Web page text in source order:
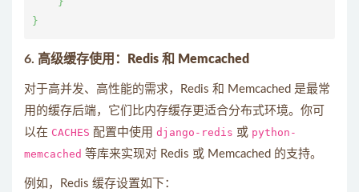
6. 高级缓存使用：Redis 和 Memcached
对于高并发、高性能的需求，Redis 和 Memcached 是最常
用的缓存后端，它们比内存缓存更适合分布式环境。你可
以在 CACHES 配置中使用 django-redis 或 python-
memcached 等库来实现对 Redis 或 Memcached 的支持。
例如，Redis 缓存设置如下：